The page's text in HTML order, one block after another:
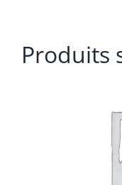
Produits